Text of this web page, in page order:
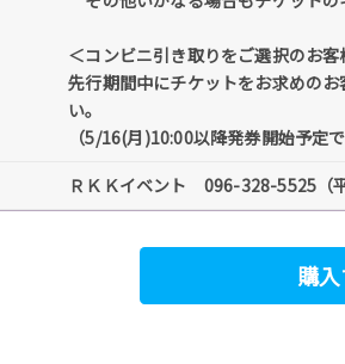
＜コンビニ引き取りをご選択のお客
先行期間中にチケットをお求めの
い。
（5/16(月)10:00以降発券開始予定で
ＲＫＫイベント 096-328-5525（
購